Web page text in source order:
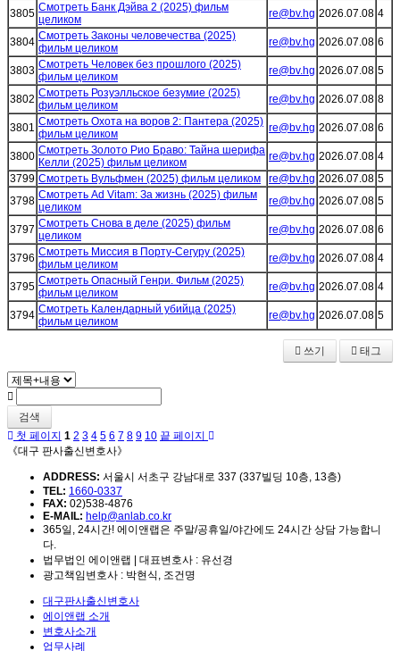
3805 Смотреть Банк Дэйва 2 (2025) фильм
целиком
re@bv.hg 2026.07.08 4
3804 Смотреть Законы человечества (2025)
фильм целиком
re@bv.hg 2026.07.08 6
3803 Смотреть Человек без прошлого (2025)
фильм целиком
re@bv.hg 2026.07.08 5
3802 Смотреть Розуэлльское безумие (2025)
фильм целиком
re@bv.hg 2026.07.08 8
3801 Смотреть Охота на воров 2: Пантера (2025)
фильм целиком
re@bv.hg 2026.07.08 6
3800 Смотреть Золото Рио Браво: Тайна шерифа
Келли (2025) фильм целиком
re@bv.hg 2026.07.08 4
3799 Смотреть Вульфмен (2025) фильм целиком re@bv.hg 2026.07.08 5
3798 Смотреть Ad Vitam: За жизнь (2025) фильм
целиком
re@bv.hg 2026.07.08 5
3797 Смотреть Снова в деле (2025) фильм
целиком
re@bv.hg 2026.07.08 6
3796 Смотреть Миссия в Порту-Сегуру (2025)
фильм целиком
re@bv.hg 2026.07.08 4
3795 Смотреть Опасный Генри. Фильм (2025)
фильм целиком
re@bv.hg 2026.07.08 4
3794 Смотреть Календарный убийца (2025)
фильм целиком
re@bv.hg 2026.07.08 5
쓰기 태그
검색
첫 페이지 1 2 3 4 5 6 7 8 9 10 끝 페이지
《대구 판사출신변호사》
ADDRESS: 서울시 서초구 강남대로 337 (337빌딩 10층, 13층)
TEL: 1660-0337
FAX: 02)538-4876
E-MAIL: help@anlab.co.kr
365일, 24시간! 에이앤랩은 주말/공휴일/야간에도 24시간 상담 가능합니
다.
법무법인 에이앤랩 | 대표변호사 : 유선경
광고책임변호사 : 박현식, 조건명
대구판사출신변호사
에이앤랩 소개
변호사소개
업무사례